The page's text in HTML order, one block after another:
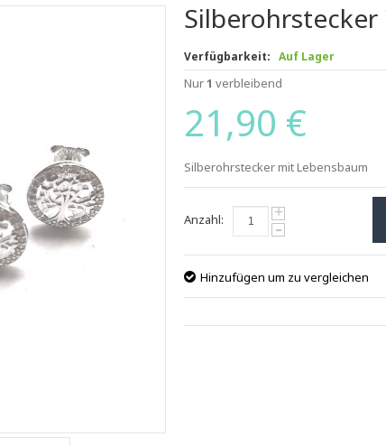
Verfügbarkeit: Auf Lager
Nur1 verbleibend
21,90 €
Silberohrstecker mit Lebensbaum
Anzahl: +
-
Hinzufügen um zu vergleichen